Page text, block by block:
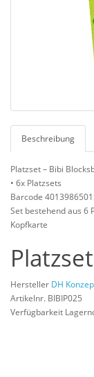
Beschreibung
Platzset – Bibi
• 6x Platzsets
Barcode
Set bestehend aus 6
Kopfkarte
Hersteller DH
Artikelnr. BIBIP025
Verfügbarkeit